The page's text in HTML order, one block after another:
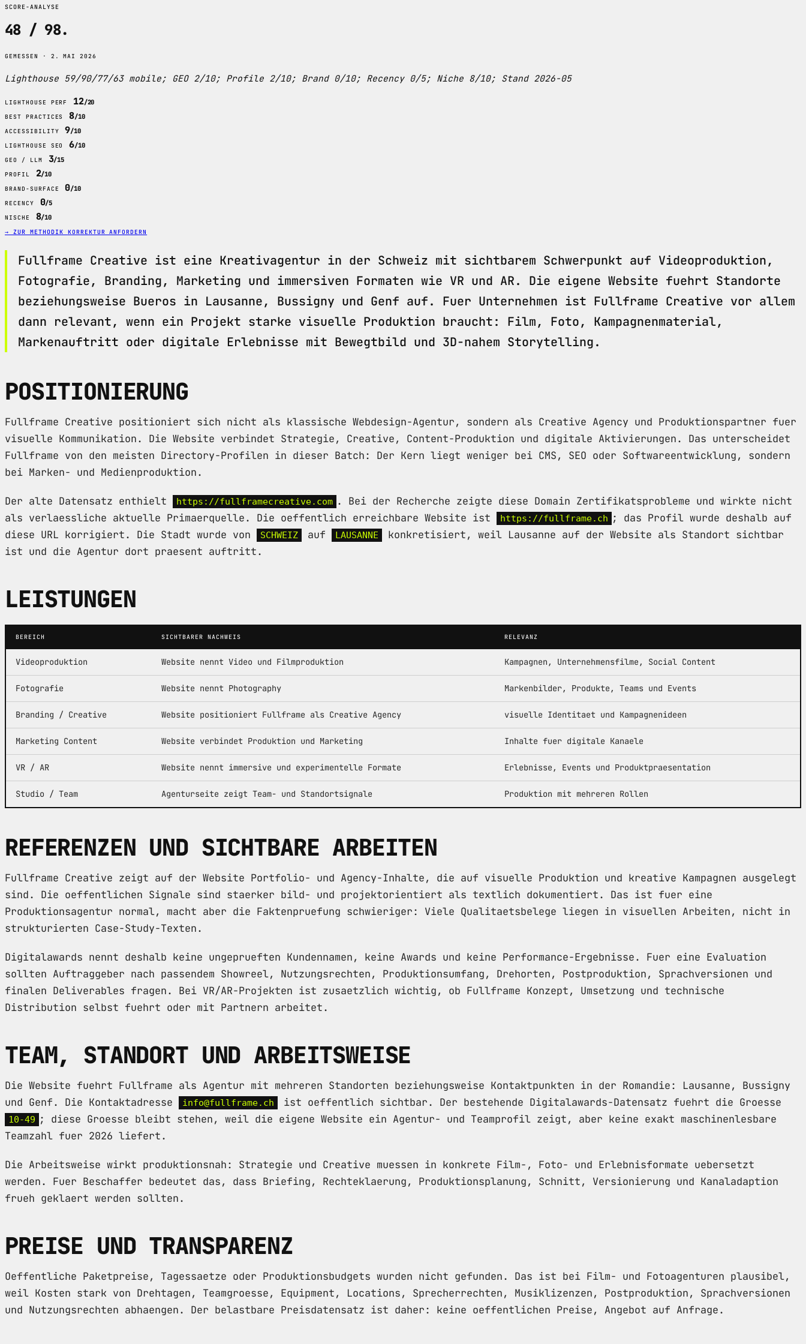
SCORE-ANALYSE
48 / 98.
GEMESSEN · 2. MAI 2026
Lighthouse 59/90/77/63 mobile; GEO 2/10; Profile 2/10; Brand 0/10; Recency 0/5; Niche 8/10; Stand 2026-05
LIGHTHOUSE PERF 12/20
BEST PRACTICES 8/10
ACCESSIBILITY 9/10
LIGHTHOUSE SEO 6/10
GEO / LLM 3/15
PROFIL 2/10
BRAND-SURFACE 0/10
RECENCY 0/5
NISCHE 8/10
→ ZUR METHODIK KORREKTUR ANFORDERN
Fullframe Creative ist eine Kreativagentur in der Schweiz mit sichtbarem Schwerpunkt auf Videoproduktion,
Fotografie, Branding, Marketing und immersiven Formaten wie VR und AR. Die eigene Website fuehrt Standorte
beziehungsweise Bueros in Lausanne, Bussigny und Genf auf. Fuer Unternehmen ist Fullframe Creative vor allem
dann relevant, wenn ein Projekt starke visuelle Produktion braucht: Film, Foto, Kampagnenmaterial,
Markenauftritt oder digitale Erlebnisse mit Bewegtbild und 3D-nahem Storytelling.
POSITIONIERUNG
Fullframe Creative positioniert sich nicht als klassische Webdesign-Agentur, sondern als Creative Agency und Produktionspartner fuer
visuelle Kommunikation. Die Website verbindet Strategie, Creative, Content-Produktion und digitale Aktivierungen. Das unterscheidet
Fullframe von den meisten Directory-Profilen in dieser Batch: Der Kern liegt weniger bei CMS, SEO oder Softwareentwicklung, sondern
bei Marken- und Medienproduktion.
Der alte Datensatz enthielt https://fullframecreative.com . Bei der Recherche zeigte diese Domain Zertifikatsprobleme und wirkte nicht
als verlaessliche aktuelle Primaerquelle. Die oeffentlich erreichbare Website ist
https://fullframe.ch ; das Profil wurde deshalb auf
diese URL korrigiert. Die Stadt wurde von
SCHWEIZ auf LAUSANNE
konkretisiert, weil Lausanne auf der Website als Standort sichtbar
ist und die Agentur dort praesent auftritt.
LEISTUNGEN
BEREICH SICHTBARER NACHWEIS RELEVANZ
Videoproduktion Website nennt Video und Filmproduktion Kampagnen, Unternehmensfilme, Social Content
Fotografie Website nennt Photography Markenbilder, Produkte, Teams und Events
Branding / Creative Website positioniert Fullframe als Creative Agency visuelle Identitaet und Kampagnenideen
Marketing Content Website verbindet Produktion und Marketing Inhalte fuer digitale Kanaele
VR / AR Website nennt immersive und experimentelle Formate Erlebnisse, Events und Produktpraesentation
Studio / Team Agenturseite zeigt Team- und Standortsignale Produktion mit mehreren Rollen
REFERENZEN UND SICHTBARE ARBEITEN
Fullframe Creative zeigt auf der Website Portfolio- und Agency-Inhalte, die auf visuelle Produktion und kreative Kampagnen ausgelegt
sind. Die oeffentlichen Signale sind staerker bild- und projektorientiert als textlich dokumentiert. Das ist fuer eine
Produktionsagentur normal, macht aber die Faktenpruefung schwieriger: Viele Qualitaetsbelege liegen in visuellen Arbeiten, nicht in
strukturierten Case-Study-Texten.
Digitalawards nennt deshalb keine ungeprueften Kundennamen, keine Awards und keine Performance-Ergebnisse. Fuer eine Evaluation
sollten Auftraggeber nach passendem Showreel, Nutzungsrechten, Produktionsumfang, Drehorten, Postproduktion, Sprachversionen und
finalen Deliverables fragen. Bei VR/AR-Projekten ist zusaetzlich wichtig, ob Fullframe Konzept, Umsetzung und technische
Distribution selbst fuehrt oder mit Partnern arbeitet.
TEAM, STANDORT UND ARBEITSWEISE
Die Website fuehrt Fullframe als Agentur mit mehreren Standorten beziehungsweise Kontaktpunkten in der Romandie: Lausanne, Bussigny
und Genf. Die Kontaktadresse
info@fullframe.ch ist oeffentlich sichtbar. Der bestehende Digitalawards-Datensatz fuehrt die Groesse
10-49 ; diese Groesse bleibt stehen, weil die eigene Website ein Agentur- und Teamprofil zeigt, aber keine exakt maschinenlesbare
Teamzahl fuer 2026 liefert.
Die Arbeitsweise wirkt produktionsnah: Strategie und Creative muessen in konkrete Film-, Foto- und Erlebnisformate uebersetzt
werden. Fuer Beschaffer bedeutet das, dass Briefing, Rechteklaerung, Produktionsplanung, Schnitt, Versionierung und Kanaladaption
frueh geklaert werden sollten.
PREISE UND TRANSPARENZ
Oeffentliche Paketpreise, Tagessaetze oder Produktionsbudgets wurden nicht gefunden. Das ist bei Film- und Fotoagenturen plausibel,
weil Kosten stark von Drehtagen, Teamgroesse, Equipment, Locations, Sprecherrechten, Musiklizenzen, Postproduktion, Sprachversionen
und Nutzungsrechten abhaengen. Der belastbare Preisdatensatz ist daher: keine oeffentlichen Preise, Angebot auf Anfrage.